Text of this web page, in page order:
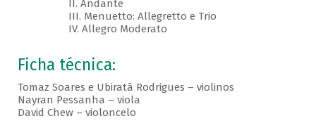
II. Andante
III. Menuetto: Allegretto e Trio
IV. Allegro Moderato
Ficha técnica:
Tomaz Soares e Ubiratã Rodrigues – violinos
Nayran Pessanha – viola
David Chew – violoncelo